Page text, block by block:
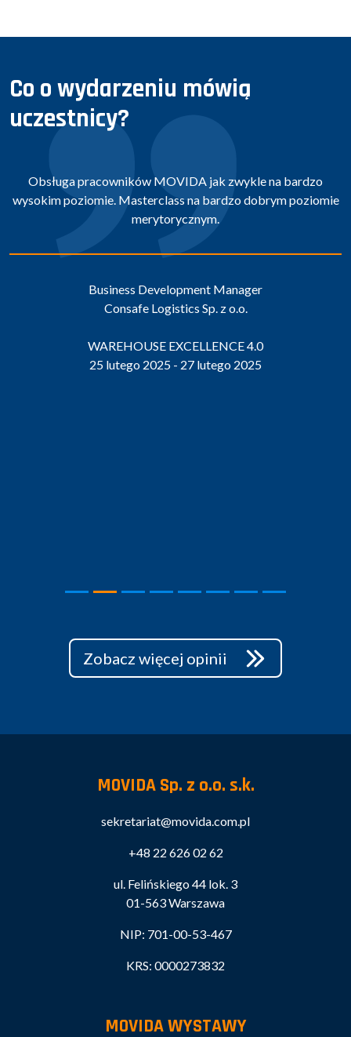
Co o wydarzeniu mówią
uczestnicy?
Obsługa pracowników MOVIDA jak zwykle na bardzo
wysokim poziomie. Masterclass na bardzo dobrym poziomie
merytorycznym.
Business Development Manager
Consafe Logistics Sp. z o.o.
WAREHOUSE EXCELLENCE 4.0
25 lutego 2025 - 27 lutego 2025
Zobacz więcej opinii
MOVIDA Sp. z o.o. s.k.
sekretariat@movida.com.pl
+48 22 626 02 62
ul. Felińskiego 44 lok. 3
01-563 Warszawa
NIP: 701-00-53-467
KRS: 0000273832
MOVIDA WYSTAWY